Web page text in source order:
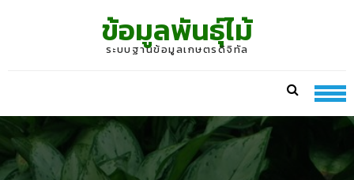
ข้อมูลพันธุ์ไม้
ระบบฐานข้อมูลเกษตรดิจิทัล